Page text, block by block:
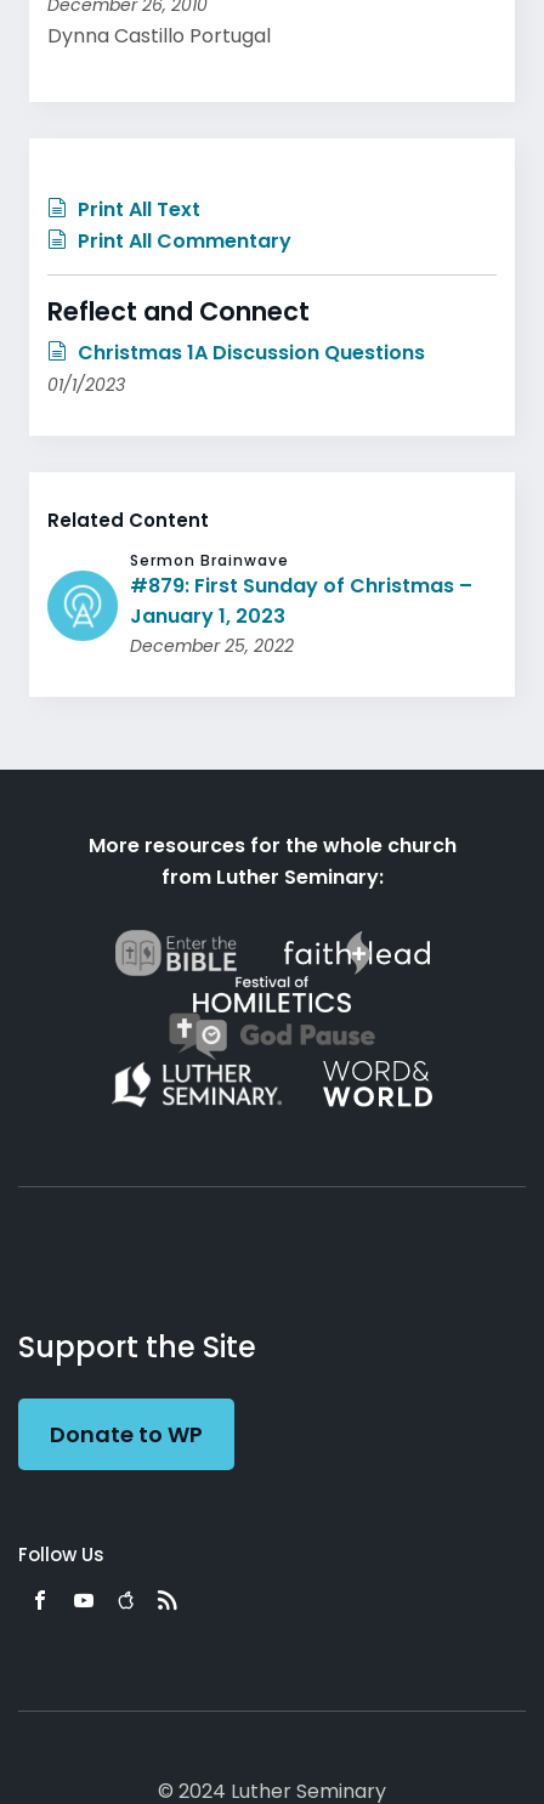
December 26, 2010
Dynna Castillo Portugal
Print All Text
Print All Commentary
Reflect and Connect
Christmas 1A Discussion Questions
01/1/2023
Related Content
Sermon Brainwave
#879: First Sunday of Christmas –
January 1, 2023
December 25, 2022
More resources for the whole church
from Luther Seminary:
Working
Preacher
Us
Support the Site
Donate to WP
Follow Us
© 2024 Luther Seminary